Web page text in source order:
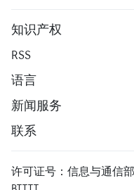
知识产权
RSS
语言
新闻服务
联系
许可证号：信息与通信